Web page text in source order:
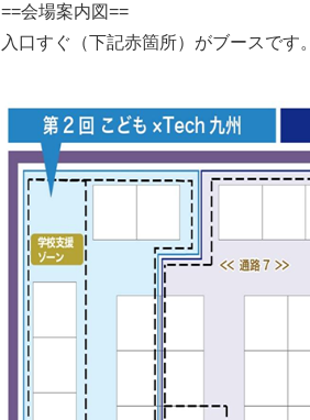
==会場案内図==
入口すぐ（下記赤箇所）がブースです。